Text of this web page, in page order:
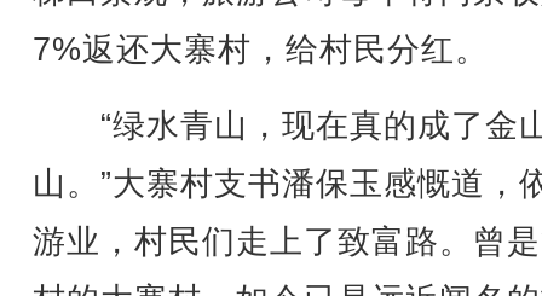
7%返还大寨村，给村民分红。
“绿水青山，现在真的成了金
山。”大寨村支书潘保玉感慨道，
游业，村民们走上了致富路。曾